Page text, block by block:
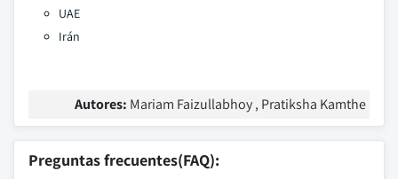
UAE
Irán
Autores: Mariam Faizullabhoy , Pratiksha Kamthe
Preguntas frecuentes(FAQ):